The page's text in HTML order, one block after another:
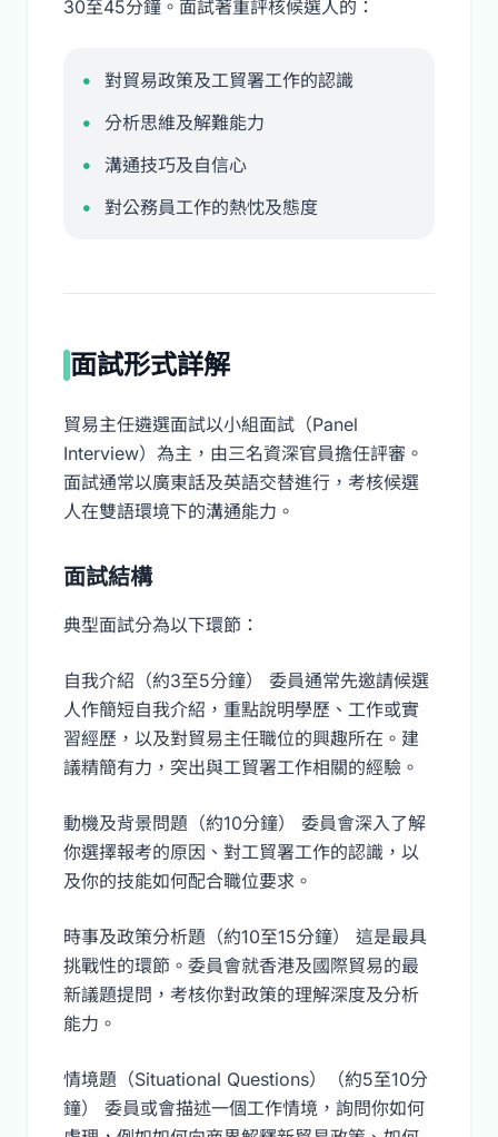
30至45分鐘。面試著重評核候選人的：
對貿易政策及工貿署工作的認識
分析思維及解難能力
溝通技巧及自信心
對公務員工作的熱忱及態度
面試形式詳解
貿易主任遴選面試以小組面試（Panel
Interview）為主，由三名資深官員擔任評審。
面試通常以廣東話及英語交替進行，考核候選
人在雙語環境下的溝通能力。
面試結構
典型面試分為以下環節：
自我介紹（約3至5分鐘） 委員通常先邀請候選
人作簡短自我介紹，重點說明學歷、工作或實
習經歷，以及對貿易主任職位的興趣所在。建
議精簡有力，突出與工貿署工作相關的經驗。
動機及背景問題（約10分鐘） 委員會深入了解
你選擇報考的原因、對工貿署工作的認識，以
及你的技能如何配合職位要求。
時事及政策分析題（約10至15分鐘） 這是最具
挑戰性的環節。委員會就香港及國際貿易的最
新議題提問，考核你對政策的理解深度及分析
能力。
情境題（Situational Questions）（約5至10分
鐘） 委員或會描述一個工作情境，詢問你如何